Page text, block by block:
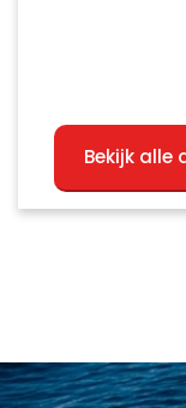
Bekijk alle